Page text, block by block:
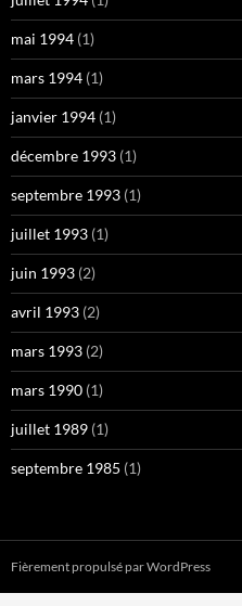
mai 1994 (1)
mars 1994 (1)
janvier 1994 (1)
décembre 1993 (1)
septembre 1993 (1)
juillet 1993 (1)
juin 1993 (2)
avril 1993 (2)
mars 1993 (2)
mars 1990 (1)
juillet 1989 (1)
septembre 1985 (1)
Fièrement propulsé par WordPress